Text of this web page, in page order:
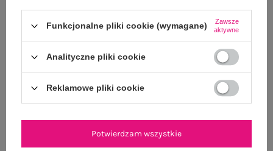
Funkcjonalne pliki cookie (wymagane)
Zawsze
aktywne
Analityczne pliki cookie
Reklamowe pliki cookie
Potwierdzam wszystkie